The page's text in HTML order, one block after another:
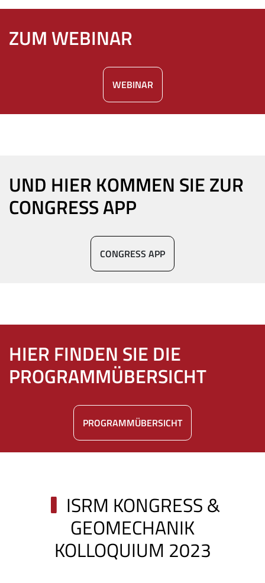
ZUM WEBINAR
WEBINAR
UND HIER KOMMEN SIE ZUR
CONGRESS APP
CONGRESS APP
HIER FINDEN SIE DIE
PROGRAMMÜBERSICHT
PROGRAMMÜBERSICHT
ISRM KONGRESS &
GEOMECHANIK
KOLLOQUIUM 2023